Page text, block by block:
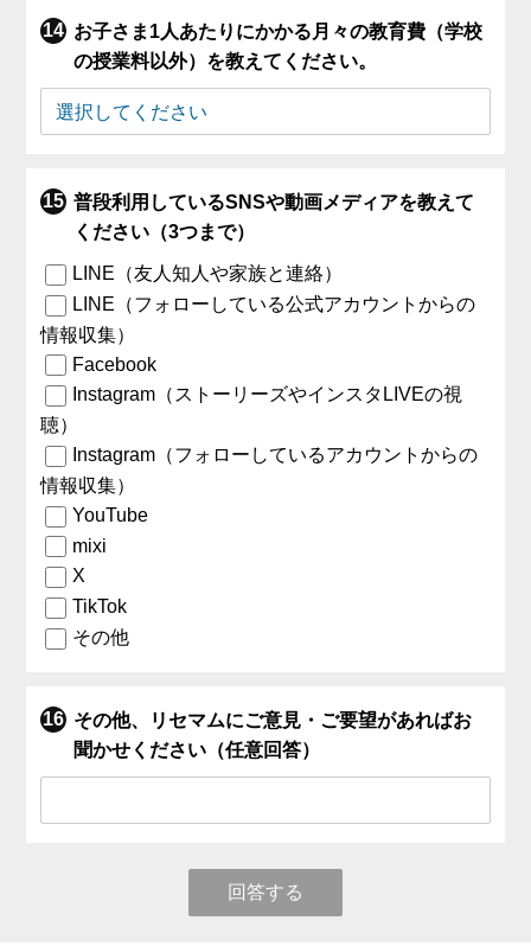
お子さま1人あたりにかかる月々の教育費（学校
の授業料以外）を教えてください。
普段利用しているSNSや動画メディアを教えて
ください（3つまで）
LINE（友人知人や家族と連絡）
LINE（フォローしている公式アカウントからの
情報収集）
Facebook
Instagram（ストーリーズやインスタLIVEの視
聴）
Instagram（フォローしているアカウントからの
情報収集）
YouTube
mixi
X
TikTok
その他
その他、リセマムにご意見・ご要望があればお
聞かせください（任意回答）
回答する